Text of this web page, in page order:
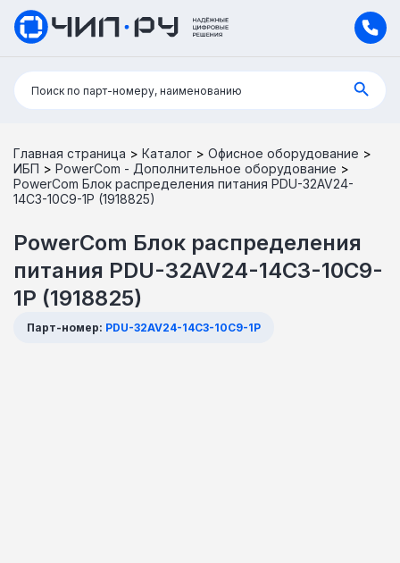
Поиск:
Поиск по парт-номеру, наименованию
Главная страница > Каталог > Офисное оборудование >
ИБП > PowerCom - Дополнительное оборудование >
PowerCom Блок распределения питания PDU-32AV24-
14C3-10C9-1P (1918825)
PowerCom Блок распределения
питания PDU-32AV24-14C3-10C9-
1P (1918825)
Парт-номер: PDU-32AV24-14C3-10C9-1P